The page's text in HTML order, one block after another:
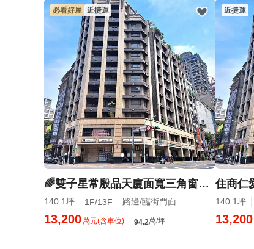
必看好屋 近捷運
🌈雙子星常殷品天廈面寬三角窗店霸🌈附近有4店面~住商景芝
140.1坪 1F/13F 路邊/臨街門面
13,200萬元(含車位) 94.2萬/坪
近捷運
140.1坪
13,200